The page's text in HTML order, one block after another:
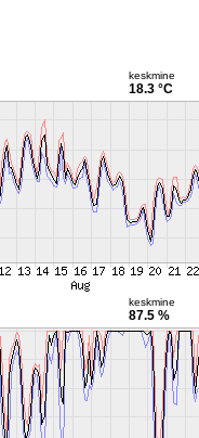
keskmine
18.3 °C
keskmine
87.5 %